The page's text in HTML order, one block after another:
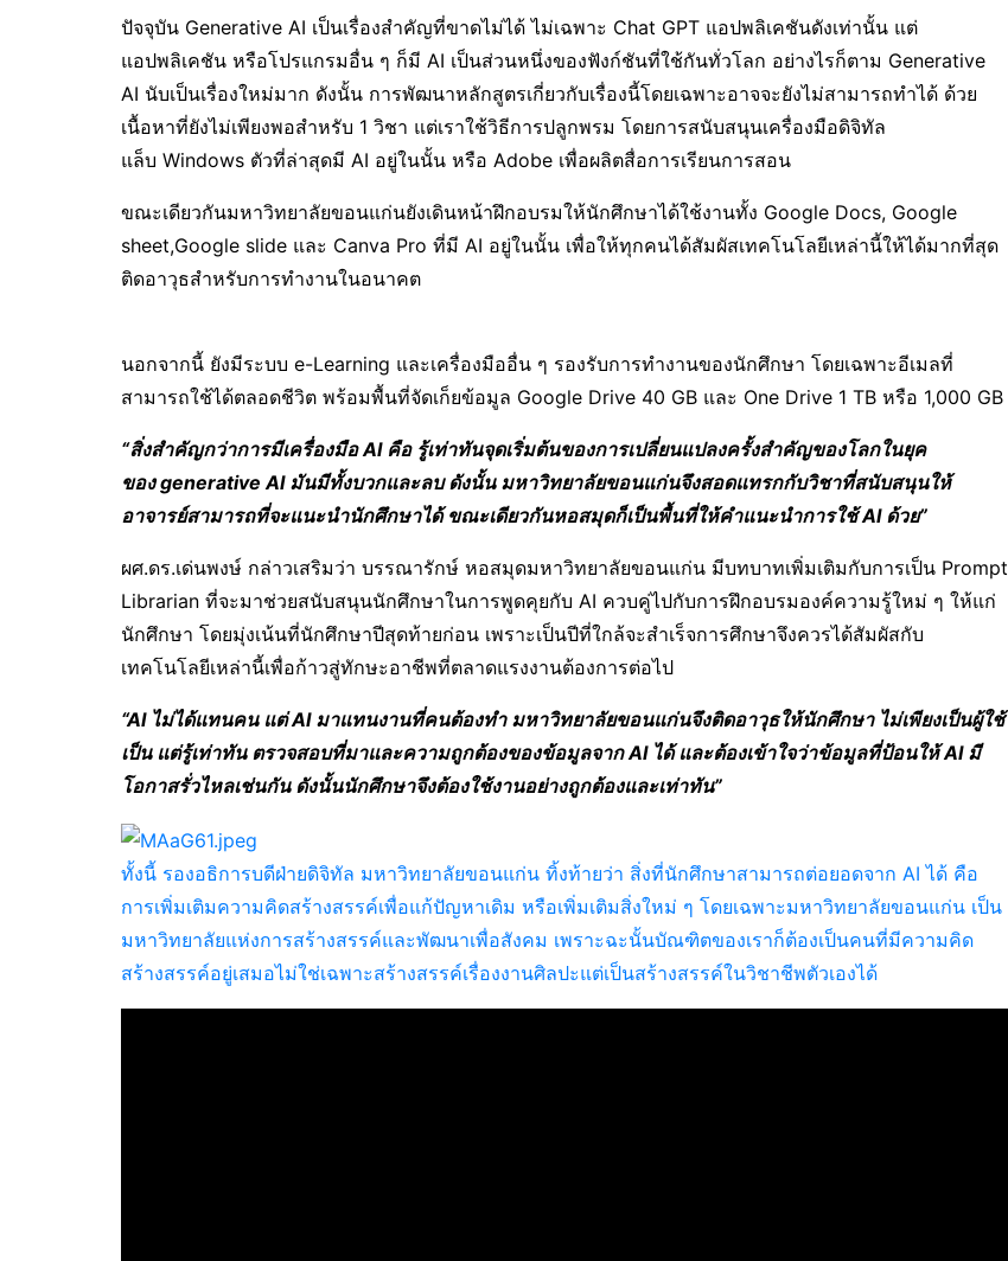
ปัจจุบัน Generative AI เป็นเรื่องสำคัญที่ขาดไม่ได้ ไม่เฉพาะ Chat GPT แอปพลิเคชันดังเท่านั้น แต่
แอปพลิเคชัน หรือโปรแกรมอื่น ๆ ก็มี AI เป็นส่วนหนึ่งของฟังก์ชันที่ใช้กันทั่วโลก อย่างไรก็ตาม Generative
AI นับเป็นเรื่องใหม่มาก ดังนั้น การพัฒนาหลักสูตรเกี่ยวกับเรื่องนี้โดยเฉพาะอาจจะยังไม่สามารถทำได้ ด้วย
เนื้อหาที่ยังไม่เพียงพอสำหรับ 1 วิชา แต่เราใช้วิธีการปลูกพรม โดยการสนับสนุนเครื่องมือดิจิทัล
แล็บ Windows ตัวที่ล่าสุดมี AI อยู่ในนั้น หรือ Adobe เพื่อผลิตสื่อการเรียนการสอน
ขณะเดียวกันมหาวิทยาลัยขอนแก่นยังเดินหน้าฝึกอบรมให้นักศึกษาได้ใช้งานทั้ง Google Docs, Google
sheet,Google slide และ Canva Pro ที่มี AI อยู่ในนั้น เพื่อให้ทุกคนได้สัมผัสเทคโนโลยีเหล่านี้ให้ได้มากที่สุด
ติดอาวุธสำหรับการทำงานในอนาคต
นอกจากนี้ ยังมีระบบ e-Learning และเครื่องมืออื่น ๆ รองรับการทำงานของนักศึกษา โดยเฉพาะอีเมลที่
สามารถใช้ได้ตลอดชีวิต พร้อมพื้นที่จัดเก็ยข้อมูล Google Drive 40 GB และ One Drive 1 TB หรือ 1,000 GB
“สิ่งสำคัญกว่าการมีเครื่องมือAI คือ รู้เท่าทันจุดเริ่มต้นของการเปลี่ยนแปลงครั้งสำคัญของโลกในยุค
ของgenerative AI มันมีทั้งบวกและลบ ดังนั้น มหาวิทยาลัยขอนแก่นจึงสอดแทรกกับวิชาที่สนับสนุนให้
อาจารย์สามารถที่จะแนะนำนักศึกษาได้ ขณะเดียวกันหอสมุดก็เป็นพื้นที่ให้คำแนะนำการใช้AI ด้วย”
ผศ.ดร.เด่นพงษ์ กล่าวเสริมว่า บรรณารักษ์ หอสมุดมหาวิทยาลัยขอนแก่น มีบทบาทเพิ่มเติมกับการเป็น Prompt
Librarian ที่จะมาช่วยสนับสนุนนักศึกษาในการพูดคุยกับ AI ควบคู่ไปกับการฝึกอบรมองค์ความรู้ใหม่ ๆ ให้แก่
นักศึกษา โดยมุ่งเน้นที่นักศึกษาปีสุดท้ายก่อน เพราะเป็นปีที่ใกล้จะสำเร็จการศึกษาจึงควรได้สัมผัสกับ
เทคโนโลยีเหล่านี้เพื่อก้าวสู่ทักษะอาชีพที่ตลาดแรงงานต้องการต่อไป
“AI ไม่ได้แทนคน แต่AI มาแทนงานที่คนต้องทำ มหาวิทยาลัยขอนแก่นจึงติดอาวุธให้นักศึกษา ไม่เพียงเป็นผู้ใช้
เป็น แต่รู้เท่าทัน ตรวจสอบที่มาและความถูกต้องของข้อมูลจากAI ได้ และต้องเข้าใจว่าข้อมูลที่ป้อนให้AI มี
โอกาสรั่วไหลเช่นกัน ดังนั้นนักศึกษาจึงต้องใช้งานอย่างถูกต้องและเท่าทัน”
ทั้งนี้ รองอธิการบดีฝ่ายดิจิทัล มหาวิทยาลัยขอนแก่น ทิ้งท้ายว่า สิ่งที่นักศึกษาสามารถต่อยอดจาก AI ได้ คือ
การเพิ่มเติมความคิดสร้างสรรค์เพื่อแก้ปัญหาเดิม หรือเพิ่มเติมสิ่งใหม่ ๆ โดยเฉพาะมหาวิทยาลัยขอนแก่น เป็น
มหาวิทยาลัยแห่งการสร้างสรรค์และพัฒนาเพื่อสังคม เพราะฉะนั้นบัณฑิตของเราก็ต้องเป็นคนที่มีความคิด
สร้างสรรค์อยู่เสมอไม่ใช่เฉพาะสร้างสรรค์เรื่องงานศิลปะแต่เป็นสร้างสรรค์ในวิชาชีพตัวเองได้